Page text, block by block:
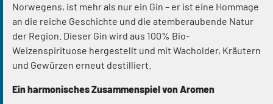
Norwegens, ist mehr als nur ein Gin – er ist eine Hommage
an die reiche Geschichte und die atemberaubende Natur
der Region. Dieser Gin wird aus 100% Bio-
Weizenspirituose hergestellt und mit Wacholder, Kräutern
und Gewürzen erneut destilliert.
Ein harmonisches Zusammenspiel von Aromen